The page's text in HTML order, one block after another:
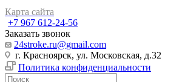
Карта сайта
+7 967 612-24-56
Заказать звонок
24stroke.ru@gmail.com
г. Красноярск, ул. Московская, д.32
Политика конфиденциальности